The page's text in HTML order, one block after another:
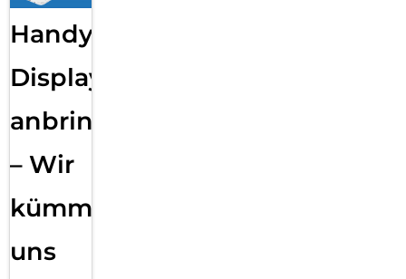
Handy
Displayfolie
anbringen
– Wir
kümmern
uns